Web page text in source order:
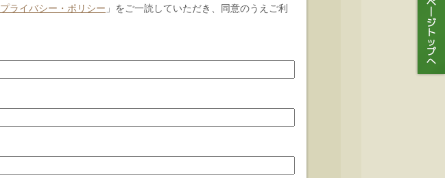
プライバシー・ポリシー 」をご一読していただき、同意のうえご利